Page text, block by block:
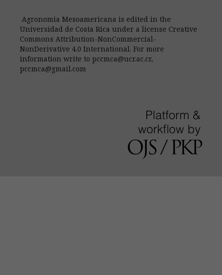
Agronomia Mesoamericana is edited in the
Universidad de Costa Rica under a license Creative
Commons Attribution-NonCommercial-
NonDerivative 4.0 International. For more
information write to pccmca@ucr.ac.cr,
pccmca@gmail.com